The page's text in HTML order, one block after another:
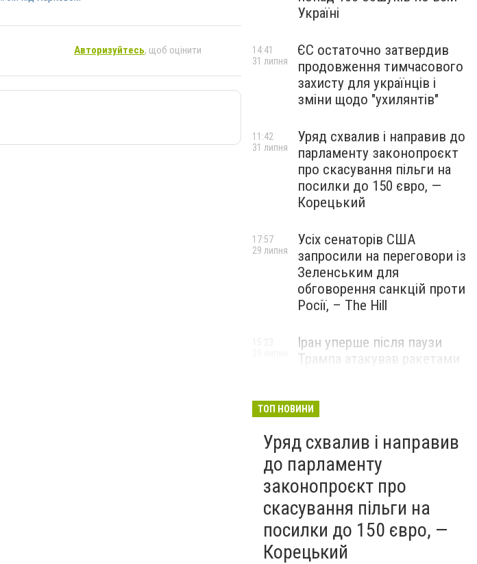
Авторизуйтесь, щоб оцінити
Україні
ЄС остаточно затвердив
продовження тимчасового
захисту для українців і
зміни щодо "ухилянтів"
14:41
31 липня
Уряд схвалив і направив до
парламенту законопроєкт
про скасування пільги на
посилки до 150 євро, —
Корецький
11:42
31 липня
Усіх сенаторів США
запросили на переговори із
Зеленським для
обговорення санкцій проти
Росії, – The Hill
17:57
29 липня
Іран уперше після паузи
Трампа атакував ракетами
15:23
ТОП НОВИНИ
Уряд схвалив і направив
до парламенту
законопроєкт про
скасування пільги на
посилки до 150 євро, —
Корецький